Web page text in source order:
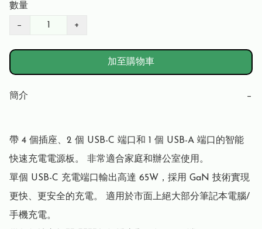
數量
− +
加至購物車
簡介 −
帶 4 個插座、2 個 USB-C 端口和 1 個 USB-A 端口的智能
快速充電電源板。 非常適合家庭和辦公室使用。
單個 USB-C 充電端口輸出高達 65W，採用 GaN 技術實現
更快、更安全的充電。 適用於市面上絕大部分筆記本電腦/
手機充電。